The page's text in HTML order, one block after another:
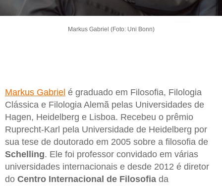
Markus Gabriel (Foto: Uni Bonn)
Markus Gabriel é graduado em Filosofia, Filologia
Clássica e Filologia Alemã pelas Universidades de
Hagen, Heidelberg e Lisboa. Recebeu o prêmio
Ruprecht-Karl pela Universidade de Heidelberg por
sua tese de doutorado em 2005 sobre a filosofia de
Schelling. Ele foi professor convidado em várias
universidades internacionais e desde 2012 é diretor
do Centro Internacional de Filosofia da